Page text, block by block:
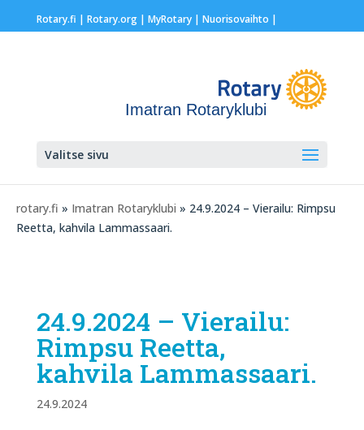
Rotary.fi | Rotary.org| MyRotary | Nuorisovaihto |
Imatran Rotaryklubi
Valitse sivu
rotary.fi » Imatran Rotaryklubi » 24.9.2024 – Vierailu: Rimpsu
Reetta, kahvila Lammassaari.
24.9.2024 – Vierailu:
Rimpsu Reetta,
kahvila Lammassaari.
24.9.2024